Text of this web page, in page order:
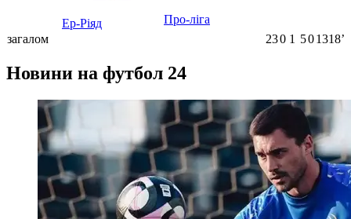
Ер-Ріяд Про-ліга
загалом 230 1 501318ʼ
Новини на футбол 24